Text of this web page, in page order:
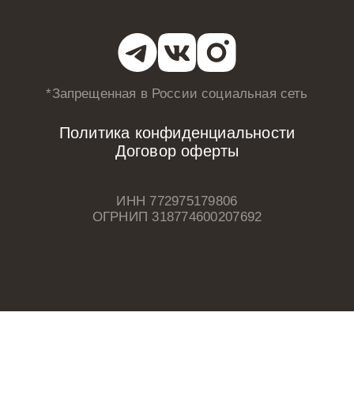
*Запрещенная в Россиисоциальная сеть
Политика конфиденциальности
Договор оферты
ИНН 772975179806
ОГРНИП 318774600207692